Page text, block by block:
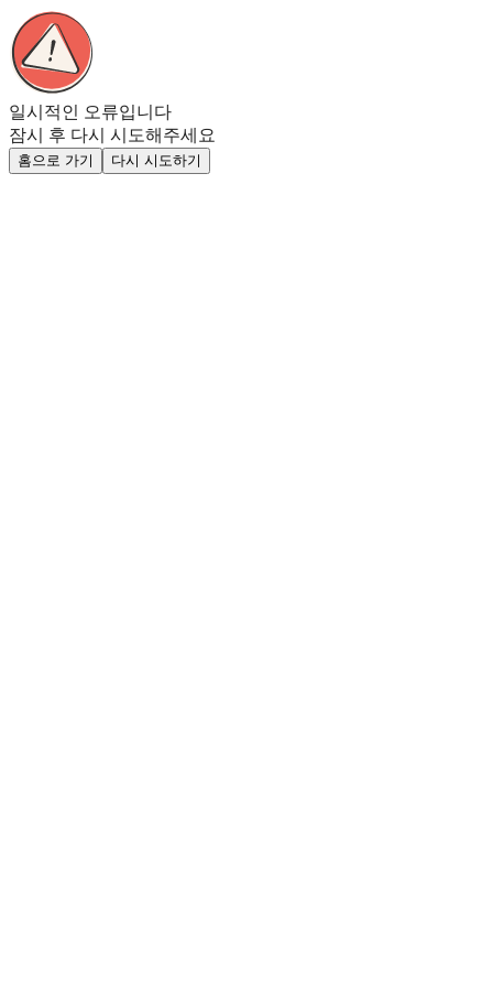
일시적인 오류입니다
잠시 후 다시 시도해주세요
홈으로 가기 다시 시도하기